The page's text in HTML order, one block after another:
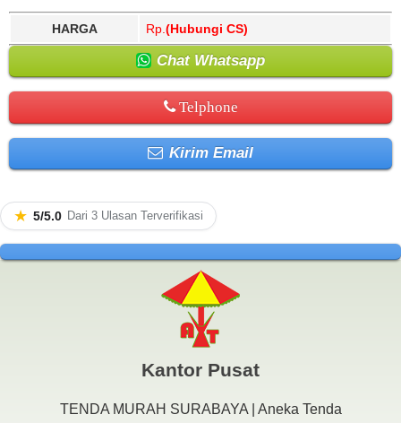
HARGA Rp. (Hubungi CS)
Chat Whatsapp
Telphone
Kirim Email
★ 5/5.0 Dari 3 Ulasan Terverifikasi
Kantor Pusat
TENDA MURAH SURABAYA | Aneka Tenda